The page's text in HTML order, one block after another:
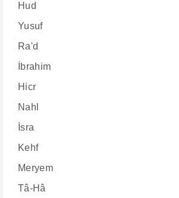
Hud
Yusuf
Ra'd
İbrahim
Hicr
Nahl
İsra
Kehf
Meryem
Tâ-Hâ